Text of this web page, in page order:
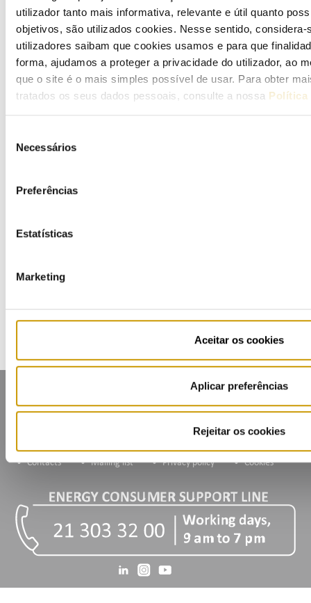
utilizador tanto mais informativa, relevante e útil quanto
objetivos, são utilizados cookies. Nesse sentido, considera-
utilizadores saibam que cookies usamos e para que
forma, ajudamos a proteger a privacidade do utilizador, ao
que o site é o mais simples possível de usar. Para obter
tratados os seus dados pessoais, consulte a nossa Política
Necessários
Preferências
Estatísticas
Marketing
Aceitar os cookies
Aplicar preferências
Rejeitar os cookies
Problems with your supplier’s customer service
Submitting complaints or enquiries
Bottled gas
Information request and complaints
Contacts Mailing list Privacy policy Cookies